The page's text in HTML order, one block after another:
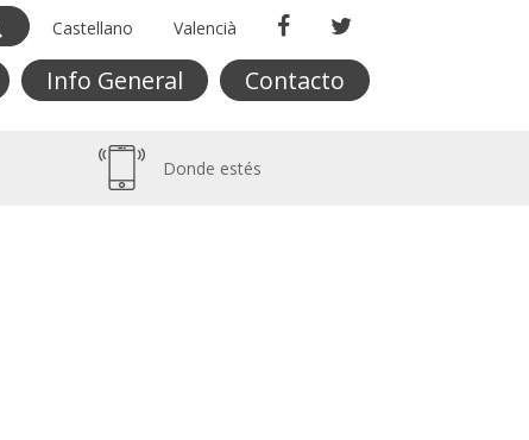
Castellano Valencià
Info General Contacto
Donde estés